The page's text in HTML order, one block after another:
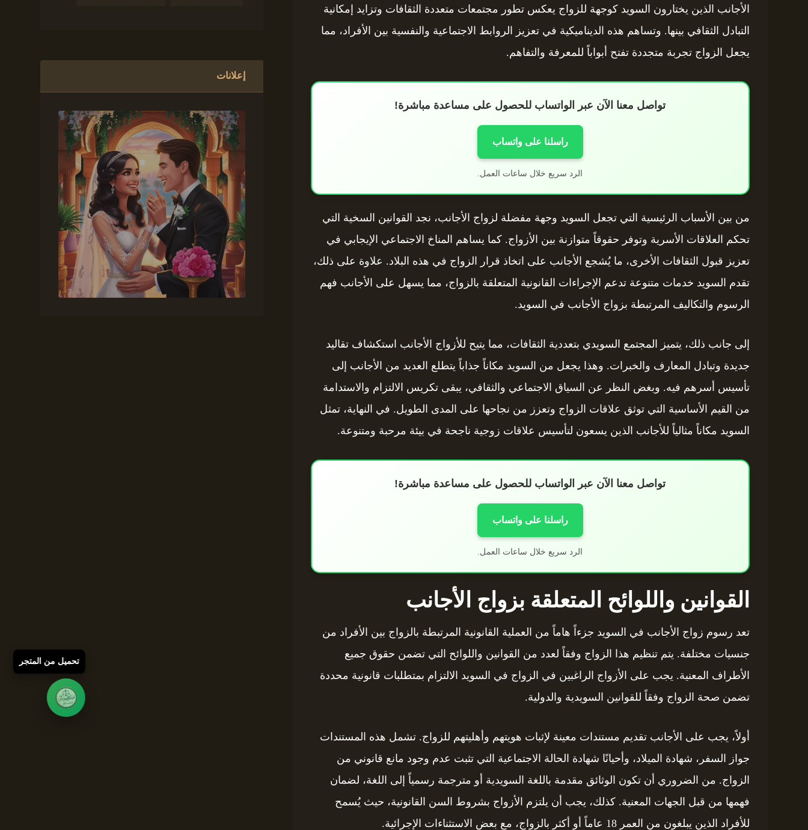
الأجانب الذين يختارون السويد كوجهة للزواج يعكس تطور مجتمعات متعددة الثقافات وتزايد إمكانية
التبادل الثقافي بينها. وتساهم هذه الديناميكية في تعزيز الروابط الاجتماعية والنفسية بين الأفراد، مما
يجعل الزواج تجربة متجددة تفتح أبواباً للمعرفة والتفاهم.
تواصل معنا الآن عبر الواتساب للحصول على مساعدة مباشرة!
راسلنا على واتساب
الرد سريع خلال ساعات العمل.
من بين الأسباب الرئيسية التي تجعل السويد وجهة مفضلة لزواج الأجانب، نجد القوانين السخية التي
تحكم العلاقات الأسرية وتوفر حقوقاً متوازنة بين الأزواج. كما يساهم المناخ الاجتماعي الإيجابي في
تعزيز قبول الثقافات الأخرى، ما يُشجع الأجانب على اتخاذ قرار الزواج في هذه البلاد. علاوة على ذلك،
تقدم السويد خدمات متنوعة تدعم الإجراءات القانونية المتعلقة بالزواج، مما يسهل على الأجانب فهم
الرسوم والتكاليف المرتبطة بزواج الأجانب في السويد.
إلى جانب ذلك، يتميز المجتمع السويدي بتعددية الثقافات، مما يتيح للأزواج الأجانب استكشاف تقاليد
جديدة وتبادل المعارف والخبرات. وهذا يجعل من السويد مكاناً جذاباً يتطلع العديد من الأجانب إلى
تأسيس أسرهم فيه. وبغض النظر عن السياق الاجتماعي والثقافي، يبقى تكريس الالتزام والاستدامة
من القيم الأساسية التي توثق علاقات الزواج وتعزز من نجاحها على المدى الطويل. في النهاية، تمثل
السويد مكاناً مثالياً للأجانب الذين يسعون لتأسيس علاقات زوجية ناجحة في بيئة مرحبة ومتنوعة.
تواصل معنا الآن عبر الواتساب للحصول على مساعدة مباشرة!
راسلنا على واتساب
الرد سريع خلال ساعات العمل.
القوانين واللوائح المتعلقة بزواج الأجانب
تعد رسوم زواج الأجانب في السويد جزءاً هاماً من العملية القانونية المرتبطة بالزواج بين الأفراد من
جنسيات مختلفة. يتم تنظيم هذا الزواج وفقاً لعدد من القوانين واللوائح التي تضمن حقوق جميع
الأطراف المعنية. يجب على الأزواج الراغبين في الزواج في السويد الالتزام بمتطلبات قانونية محددة
تضمن صحة الزواج وفقاً للقوانين السويدية والدولية.
أولاً، يجب على الأجانب تقديم مستندات معينة لإثبات هويتهم وأهليتهم للزواج. تشمل هذه المستندات
جواز السفر، شهادة الميلاد، وأحيانًا شهادة الحالة الاجتماعية التي تثبت عدم وجود مانع قانوني من
الزواج. من الضروري أن تكون الوثائق مقدمة باللغة السويدية أو مترجمة رسمياً إلى اللغة، لضمان
فهمها من قبل الجهات المعنية. كذلك، يجب أن يلتزم الأزواج بشروط السن القانونية، حيث يُسمح
للأفراد الذين يبلغون من العمر 18 عاماً أو أكثر بالزواج، مع بعض الاستثناءات الإجرائية.
إعلانات
تحميل من المتجر